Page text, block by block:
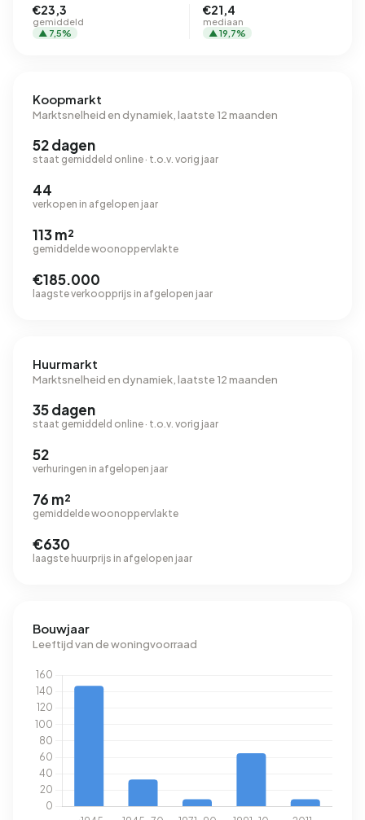
€23,3
gemiddeld
▲ 7,5%
€21,4
mediaan
▲ 19,7%
Koopmarkt
Marktsnelheid en dynamiek, laatste 12 maanden
52 dagen
staat gemiddeld online · t.o.v. vorig jaar
44
verkopen in afgelopen jaar
113 m²
gemiddelde woonoppervlakte
€185.000
laagste verkoopprijs in afgelopen jaar
Huurmarkt
Marktsnelheid en dynamiek, laatste 12 maanden
35 dagen
staat gemiddeld online · t.o.v. vorig jaar
52
verhuringen in afgelopen jaar
76 m²
gemiddelde woonoppervlakte
€630
laagste huurprijs in afgelopen jaar
Bouwjaar
Leeftijd van de woningvoorraad